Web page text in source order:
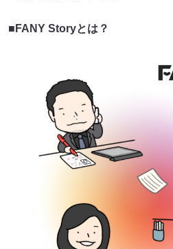
■FANY Storyとは？